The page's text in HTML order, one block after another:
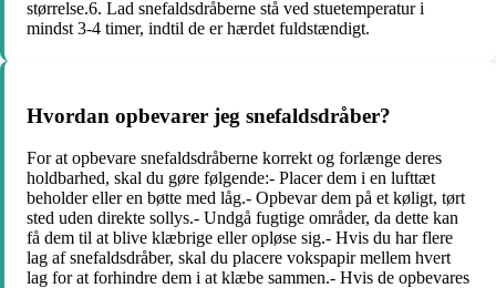
størrelse.6. Lad snefaldsdråberne stå ved stuetemperatur i
mindst 3-4 timer, indtil de er hærdet fuldstændigt.
Hvordan opbevarer jeg snefaldsdråber?
For at opbevare snefaldsdråberne korrekt og forlænge deres
holdbarhed, skal du gøre følgende:- Placer dem i en lufttæt
beholder eller en bøtte med låg.- Opbevar dem på et køligt, tørt
sted uden direkte sollys.- Undgå fugtige områder, da dette kan
få dem til at blive klæbrige eller opløse sig.- Hvis du har flere
lag af snefaldsdråber, skal du placere vokspapir mellem hvert
lag for at forhindre dem i at klæbe sammen.- Hvis de opbevares